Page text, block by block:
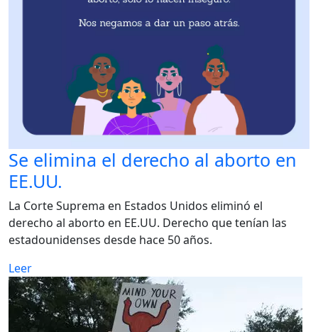
Se elimina el derecho al aborto en
EE.UU.
La Corte Suprema en Estados Unidos eliminó el
derecho al aborto en EE.UU. Derecho que tenían las
estadounidenses desde hace 50 años.
Leer